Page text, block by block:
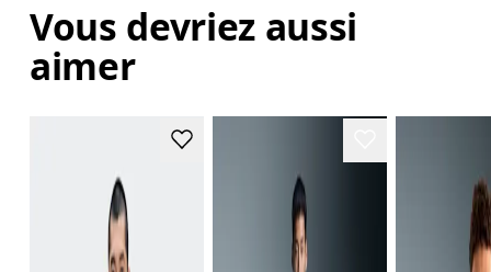
Vous devriez aussi
aimer